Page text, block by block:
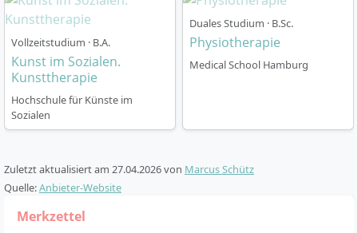
Das Studium ist als
Vollzeitstudium mit einer
Regelstudienzeit von sechs Semestern
(180 ECTS)
konzipiert. Der Start ist jeweils zum
(1. Oktober)
amCampus Arts and Social Changeder MSH in
folgende Phasen:
musiktherapeutische Prinzipien, Musikpraxis,
Vollzeitstudium · B.A.
Kunst im Sozialen.
Kunsttherapie
Hochschule für Künste im
Sozialen
Duales Studium · B.Sc.
Physiotherapie
Medical School Hamburg
Zuletzt aktualisiert am 27.04.2026von Marcus Schütz
Quelle:Anbieter-Website
Merkzettel